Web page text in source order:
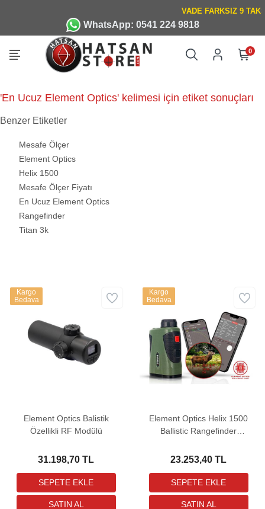
WhatsApp: 0541 224 9818
0
'En Ucuz Element Optics' kelimesi için etiket sonuçları
Benzer Etiketler
Mesafe Ölçer
Element Optics
Helix 1500
Mesafe Ölçer Fiyatı
En Ucuz Element Optics
Rangefinder
Titan 3k
Element Optics Balistik
Özellikli RF Modülü
31.198,70 TL
Kargo
Bedava
Element Optics Helix 1500
Ballistic Rangefinder
23.253,40 TL
Kargo
Bedava